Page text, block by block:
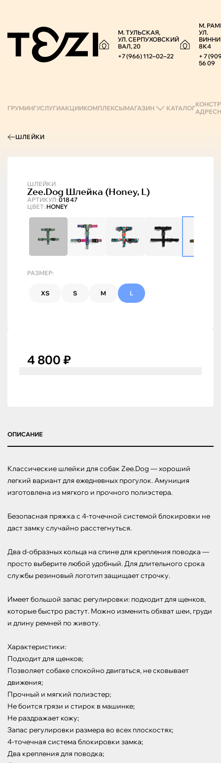
М. ТУЛЬСКАЯ,
УЛ. СЕРПУХОВСКИЙ
ВАЛ, 20
+7 (966) 112‒02‒22
М.
УЛ.
8К4
+ 7
56 09
ГРУМИНГУСЛУГИАКЦИИКОМПЛЕКСЫМАГАЗИН КАТАЛОГ
ШЛЕЙКИ
ШЛЕЙКИ
АРТИКУЛ: 01847
Zee.Dog Шлейка (honey, L)
ЦВЕТ: HONEY
РАЗМЕР:
XS S M L
4 800 ₽
ОПИСАНИЕ
Классические шлейки для собак Zee.Dog — хороший
легкий вариант для ежедневных прогулок. Амуниция
изготовлена из мягкого и прочного полиэстера.
Безопасная пряжка с 4-точечной системой блокировки не
даст замку случайно расстегнуться.
Два d-образных кольца на спине для крепления поводка —
просто выберите любой удобный. Для длительного срока
службы резиновый логотип защищает строчку.
Имеет большой запас регулировки: подходит для щенков,
которые быстро растут. Можно изменить обхват шеи, груди
и длину ремней по животу.
Характеристики:
Подходит для щенков;
Позволяет собаке спокойно двигаться, не сковывает
движения;
Прочный и мягкий полиэстер;
Не боится грязи и стирок в машинке;
Не раздражает кожу;
Запас регулировки размера во всех плоскостях;
4-точечная система блокировки замка;
Два крепления для поводка;